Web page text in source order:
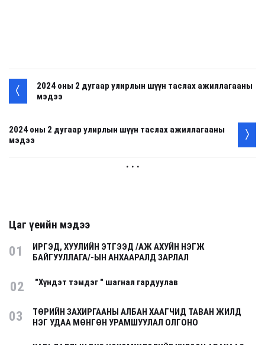
2024 оны 2 дугаар улирлын шүүн таслах ажиллагааны
мэдээ
2024 оны 2 дугаар улирлын шүүн таслах ажиллагааны
мэдээ
. . .
Цаг үеийн мэдээ
01
ИРГЭД, ХУУЛИЙН ЭТГЭЭД /АЖ АХУЙН НЭГЖ
БАЙГУУЛЛАГА/-ЫН АНХААРАЛД ЗАРЛАЛ
02 "Хүндэт тэмдэг " шагнал гардуулав
03
ТӨРИЙН ЗАХИРГААНЫ АЛБАН ХААГЧИД ТАВАН ЖИЛД
НЭГ УДАА МӨНГӨН УРАМШУУЛАЛ ОЛГОНО